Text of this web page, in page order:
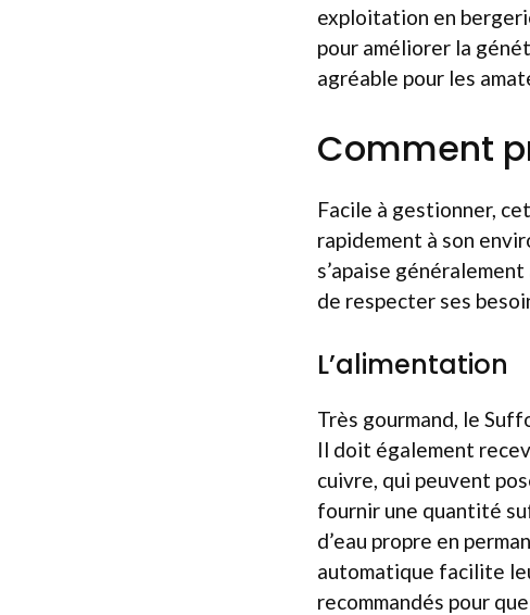
exploitation en
pour améliorer la
agréable pour les
Comment
Facile à gestionner,
rapidement à son
s’apaise
de respecter ses
L’alimentation
Très gourmand, le
Il doit également
cuivre, qui peuvent
fournir une quantité
d’eau propre en
automatique facilite
recommandés pour